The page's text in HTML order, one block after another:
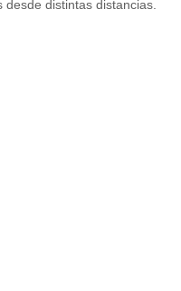
distintas distancias.